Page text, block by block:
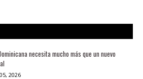
necesita mucho más que un nuevo
2026